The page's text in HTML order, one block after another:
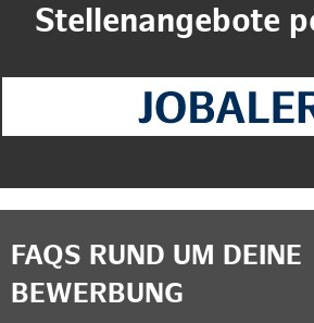
Stellenangebote
FAQS RUND UM DEINE
BEWERBUNG